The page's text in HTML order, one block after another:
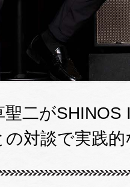
聖二が
の対談で実践